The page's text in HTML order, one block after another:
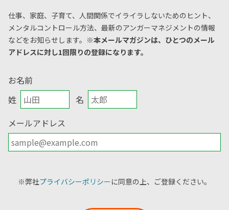
仕事、家庭、子育て、人間関係でイライラしないためのヒント、
メンタルコントロール方法、 最新のアンガーマネジメントの情報
などをお知らせします。 ※本メールマガジンは、ひとつのメール
アドレスに対し1回限りの登録になります。
お名前
姓
名
メールアドレス
※弊社プライバシーポリシーに同意の上、ご登録ください。